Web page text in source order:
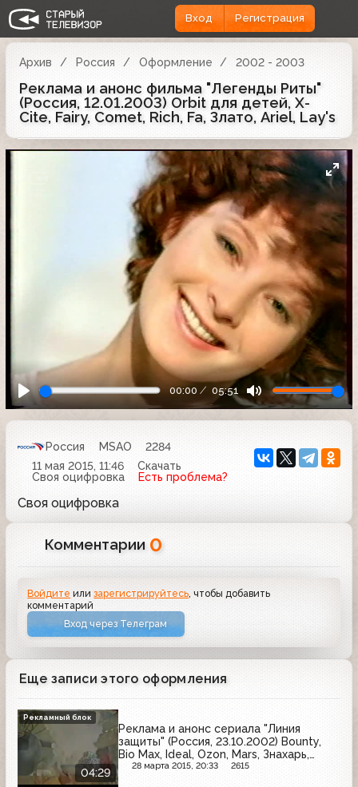
Вход Регистрация
Архив Россия Оформление 2002 - 2003
Реклама и анонс фильма "Легенды Риты"
(Россия, 12.01.2003) Orbit для детей, X-
Cite, Fairy, Comet, Rich, Fa, Злато, Ariel, Lay's
00:00 05:51
Россия MSAO
2284
11 мая 2015, 11:46
Скачать
Своя оцифровка
Есть проблема?
Своя оцифровка
Комментарии 0
Войдите илизарегистрируйтесь, чтобы добавить
комментарий
Вход через Телеграм
Еще записи этого оформления
04:29
Реклама и анонс сериала "Линия
защиты" (Россия, 23.10.2002) Bounty,
Bio Max, Ideal, Ozon, Mars, Знахарь,
Ahmad Tea, Спасские ворота, Nivea for
28 марта 2015, 20:33 2615
Рекламный блок